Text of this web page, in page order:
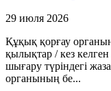
29 июля 2026
Құқық қорғау
қылықтар / кез
шығару түріндегі
органының бе...